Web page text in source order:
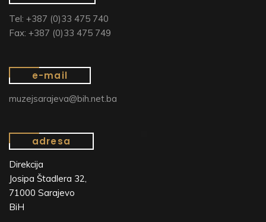
Tel: +387 (0)33 475 740
Fax: +387 (0)33 475 749
e-mail
muzejsarajeva@bih.net.ba
adresa
Direkcija
Josipa Štadlera 32,
71000 Sarajevo
BiH